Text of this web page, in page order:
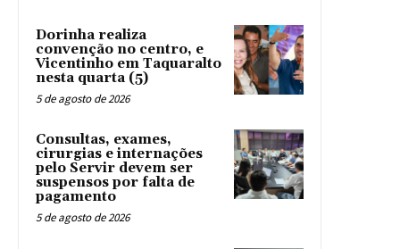
Dorinha realiza
convenção no centro, e
Vicentinho em Taquaralto
nesta quarta (5)
5 de agosto de 2026
Consultas, exames,
cirurgias e internações
pelo Servir devem ser
suspensos por falta de
pagamento
5 de agosto de 2026